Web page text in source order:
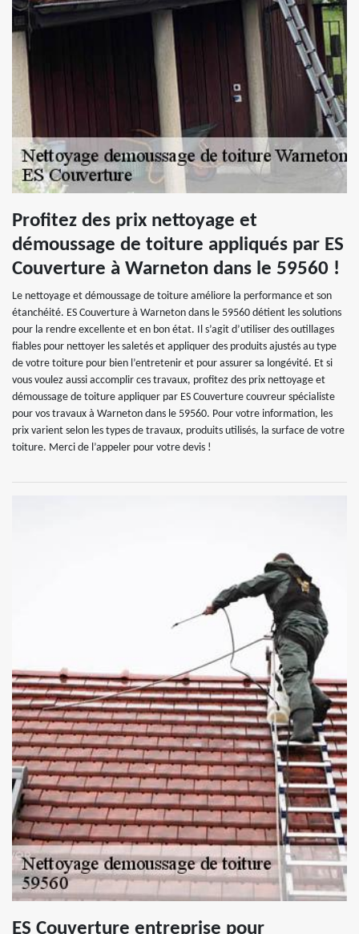
Profitez des prix nettoyage et
démoussage de toiture appliqués par ES
Couverture à Warneton dans le 59560 !
Le nettoyage et démoussage de toiture améliore la performance et son
étanchéité. ES Couverture à Warneton dans le 59560 détient les solutions
pour la rendre excellente et en bon état. Il s’agit d’utiliser des outillages
fiables pour nettoyer les saletés et appliquer des produits ajustés au type
de votre toiture pour bien l’entretenir et pour assurer sa longévité. Et si
vous voulez aussi accomplir ces travaux, profitez des prix nettoyage et
démoussage de toiture appliquer par ES Couverture couvreur spécialiste
pour vos travaux à Warneton dans le 59560. Pour votre information, les
prix varient selon les types de travaux, produits utilisés, la surface de votre
toiture. Merci de l’appeler pour votre devis !
ES Couverture entreprise pour